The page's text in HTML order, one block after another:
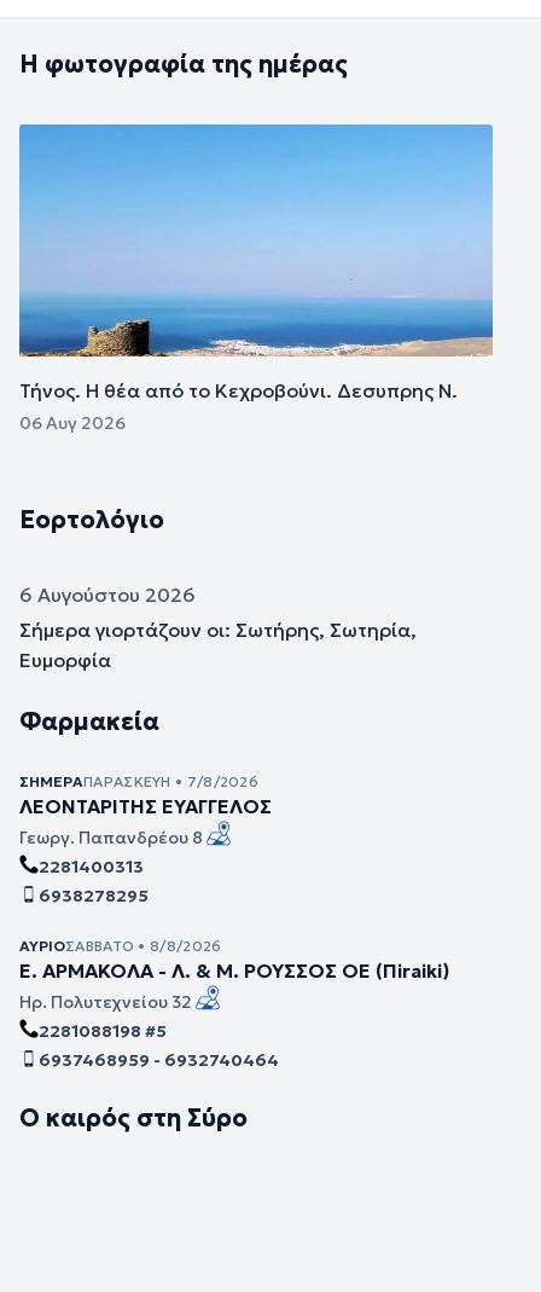
Η φωτογραφία της ημέρας
Τήνος. Η θέα από το Κεχροβούνι. Δεσυπρης Ν.
06 Αυγ 2026
Εορτολόγιο
6 Αυγούστου 2026
Σήμερα γιορτάζουν οι: Σωτήρης, Σωτηρία,
Ευμορφία
Φαρμακεία
ΣΉΜΕΡΑΠΑΡΑΣΚΕΥΉ • 7/8/2026
ΛΕΟΝΤΑΡΙΤΗΣ ΕΥΑΓΓΕΛΟΣ
Γεωργ. Παπανδρέου 8
2281400313
6938278295
ΑΎΡΙΟΣΆΒΒΑΤΟ • 8/8/2026
Ε. ΑΡΜΑΚΟΛΑ - Λ. & Μ. ΡΟΥΣΣΟΣ ΟΕ (Πiraiki)
Ηρ. Πολυτεχνείου 32
2281088198 #5
6937468959 - 6932740464
Ο καιρός στη Σύρο